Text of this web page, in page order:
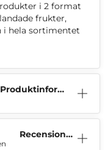
i 2 format
frukter,
i hela sortimentet
Produktinform
Recensioner